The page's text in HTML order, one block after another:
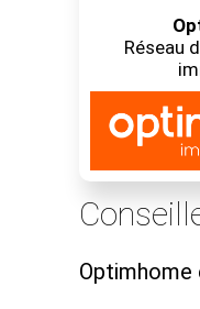
Réseau
Optimhome